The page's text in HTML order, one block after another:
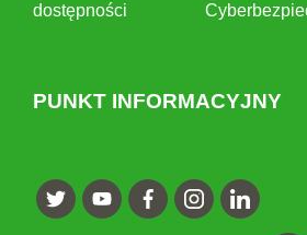
dostępności
PUNKT INFORMACYJNY